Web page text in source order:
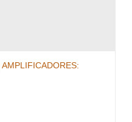
AMPLIFICADORES: